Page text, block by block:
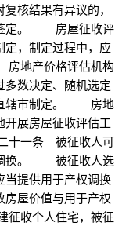
核结果有异议的，
鉴定。 房屋征收评
定，制定过程中，应
地产价格评估机构
多数决定、随机选定
直辖市制定。 房地
开展房屋征收评估工
十一条 被征收人可
调换。 被征收人选
当提供用于产权调换
房屋价值与用于产权
收个人住宅，被征